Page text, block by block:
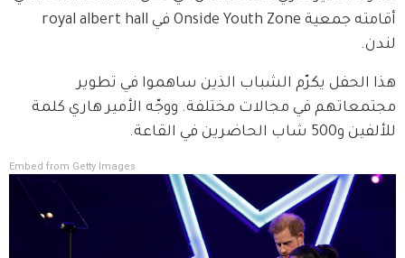
لندن.
هذا الحفل يكرّم الشباب الذين ساهموا في تطوير
مجتمعاتهم في مجالات مختلفة. ووجّه الأمير هاري كلمة
للألفين و500 شاب الحاضرين في القاعة.
Embed from Getty Images